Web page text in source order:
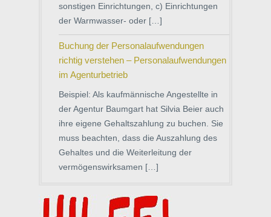
sonstigen Einrichtungen, c) Einrichtungen
der Warmwasser- oder […]
Buchung der Personalaufwendungen
richtig verstehen – Personalaufwendungen
im Agenturbetrieb
Beispiel: Als kaufmännische Angestellte in
der Agentur Baumgart hat Silvia Beier auch
ihre eigene Gehaltszahlung zu buchen. Sie
muss beachten, dass die Auszahlung des
Gehaltes und die Weiterleitung der
vermögenswirksamen […]